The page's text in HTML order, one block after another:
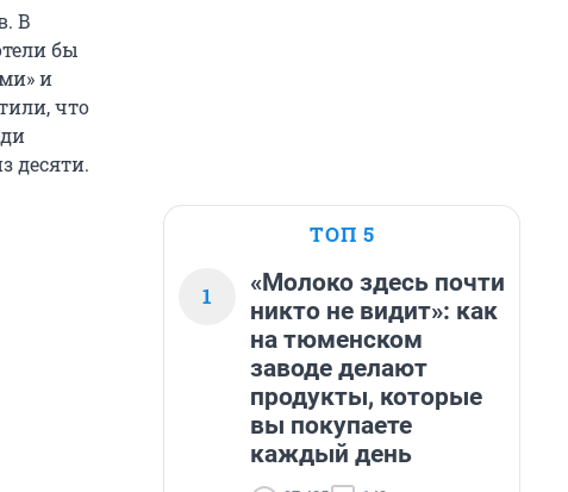
В
бы
и
что
десяти.
ТОП 5
1
«Молоко здесь почти
никто не видит»: как
на тюменском
заводе делают
продукты, которые
вы покупаете
каждый день